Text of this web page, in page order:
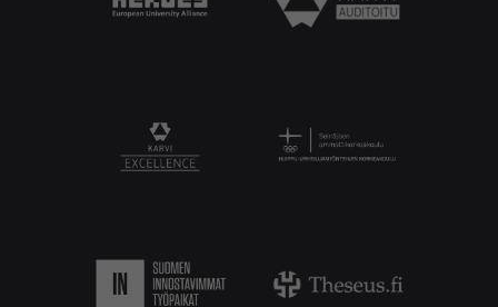
Heroes European University Alliance logo
Karvi Auditoitu logo
KARVI Excellence logo.Logo
Suomen innostavimmat työpaikat.
Theseus logo